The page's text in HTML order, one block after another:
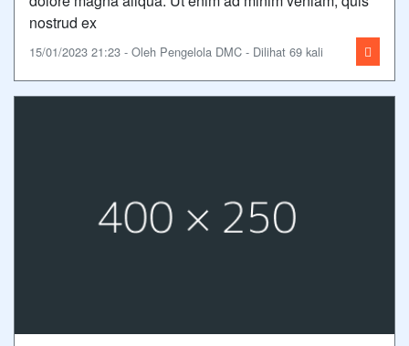
nostrud ex
15/01/2023 21:23 - Oleh Pengelola DMC - Dilihat 69 kali